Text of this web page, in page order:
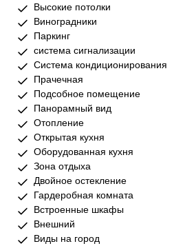
Высокие потолки
Виноградники
Паркинг
система сигнализации
Система кондиционирования
Прачечная
Подсобное помещение
Панорамный вид
Отопление
Открытая кухня
Оборудованная кухня
Зона отдыха
Двойное остекление
Гардеробная комната
Встроенные шкафы
Внешний
Виды на город